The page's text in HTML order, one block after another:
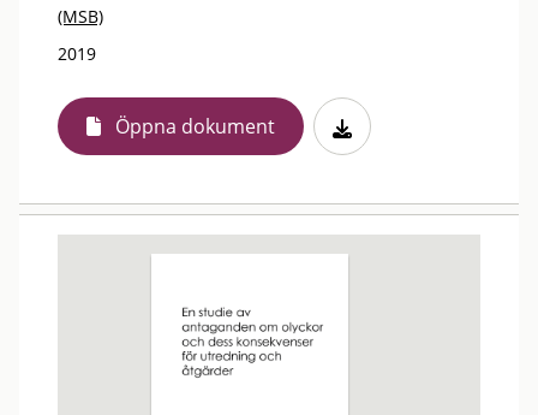
(MSB)
2019
Öppna dokument